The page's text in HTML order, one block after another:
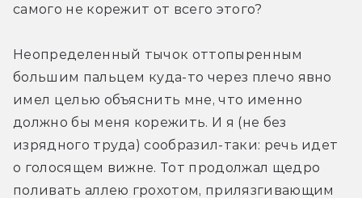
самого не корежит от всего этого?
Неопределенный тычок оттопыренным
большим пальцем куда-то через плечо явно
имел целью объяснить мне, что именно
должно бы меня корежить. И я (не без
изрядного труда) сообразил-таки: речь идет
о голосящем вижне. Тот продолжал щедро
поливать аллею грохотом, прилязгивающим